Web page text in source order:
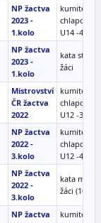
NP žactva
2023 -
1.kolo
kumite
chlapci
U14 -40 kg
NP žactva
2023 -
1.kolo
kata st.
žáci
Mistrovství
ČR žactva
2022
kumite
chlapci
U12 -35 kg
NP žactva
2022 -
3.kolo
kumite
chlapci
U12 -40 kg
NP žactva
2022 -
3.kolo
kata ml.
žáci (10-11)
NP žactva
kumite